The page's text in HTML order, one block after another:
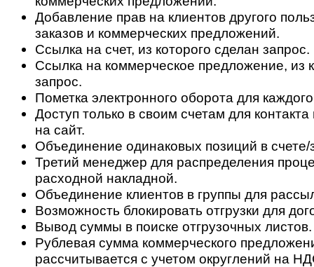
Добавление прав на клиентов другого
заказов и коммерческих предложений.
Ссылка на счет, из которого сделан запрос.
Ссылка на коммерческое предложение, из
запрос.
Пометка электронного оборота для
Доступ только в своим счетам для
на сайт.
Объединение одинаковых позиций в счете/
Третий менеджер для распределения
расходной накладной.
Объединение клиентов в группы для
Возможность блокировать отгрузки для
Вывод суммы в поиске отгрузочных листов.
Рублевая сумма коммерческого
рассчитывается с учетом округлений на